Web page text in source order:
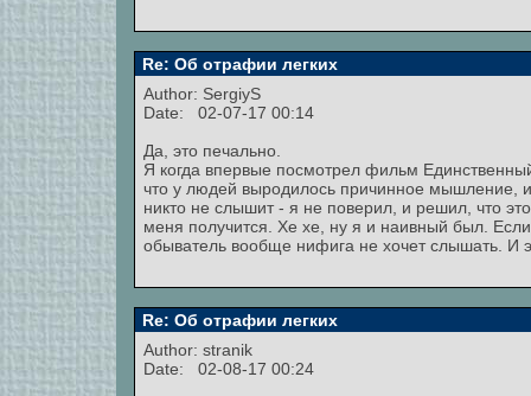
Re: Об отрафии легких
Author: SergiyS
Date: 02-07-17 00:14
Да, это печально.
Я когда впервые посмотрел фильм
что у людей выродилось причинное мышление, и
никто не слышит - я не поверил, и решил, что
меня получится. Хе хе, ну я и наивный был.
обыватель вообще нифига не хочет слышать. И
Re: Об отрафии легких
Author: stranik
Date: 02-08-17 00:24